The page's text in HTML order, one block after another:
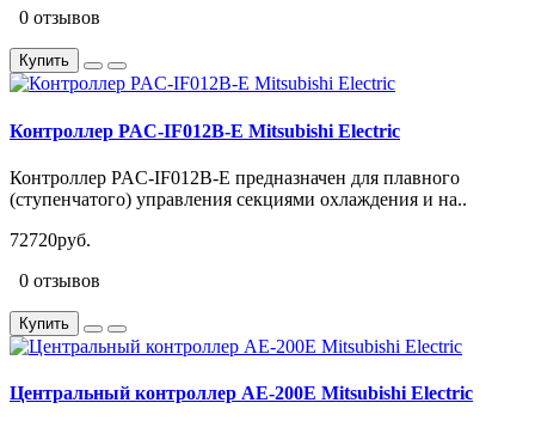
0 отзывов
Купить
Контроллер PAC-IF012B-E Mitsubishi Electric
Контроллер PAC-IF012B-E предназначен для плавного
(ступенчатого) управления секциями охлаждения и на..
72720руб.
0 отзывов
Купить
Центральный контроллер AE-200E Mitsubishi Electric